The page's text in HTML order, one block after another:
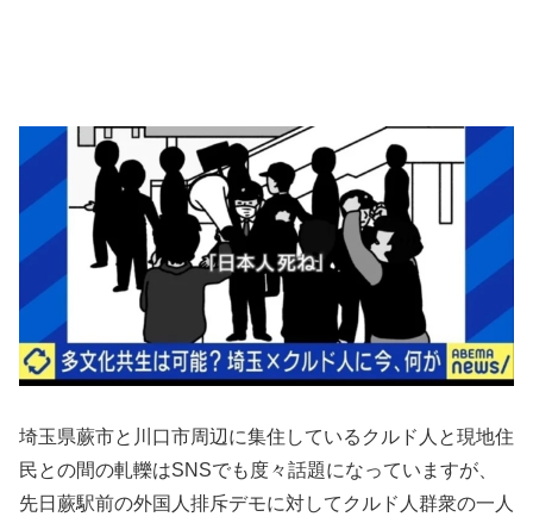
埼玉県蕨市と川口市周辺に集住しているクルド人と現地住
民との間の軋轢はSNSでも度々話題になっていますが、
先日蕨駅前の外国人排斥デモに対してクルド人群衆の一人